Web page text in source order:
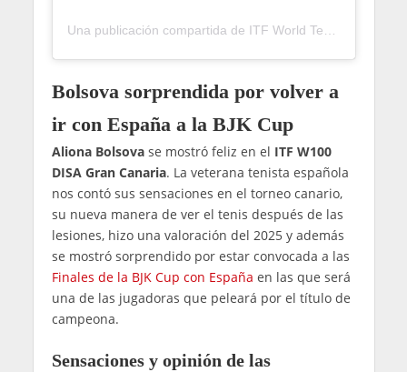
Una publicación compartida de ITF World Tenis Tour • W100 Disa Gran Canaria (@itftennisgrancanaria)
Bolsova sorprendida por volver a
ir con España a la BJK Cup
Aliona Bolsovase mostró feliz en el ITF W100
DISA Gran Canaria. La veterana tenista española
nos contó sus sensaciones en el torneo canario,
su nueva manera de ver el tenis después de las
lesiones, hizo una valoración del 2025 y además
se mostró sorprendido por estar convocada a las
Finales de la BJK Cup con España en las que será
una de las jugadoras que peleará por el título de
campeona.
Sensaciones y opinión de las